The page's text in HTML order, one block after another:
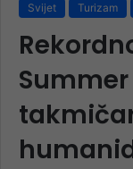
Svijet
Turizam
Summer